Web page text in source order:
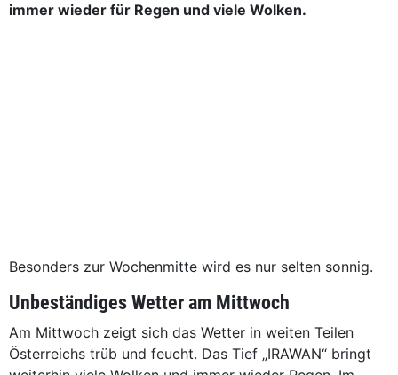
immer wieder für Regen und viele Wolken.
Besonders zur Wochenmitte wird es nur selten sonnig.
Unbeständiges Wetter am Mittwoch
Am Mittwoch zeigt sich das Wetter in weiten Teilen
Österreichs trüb und feucht. Das Tief „IRAWAN“ bringt